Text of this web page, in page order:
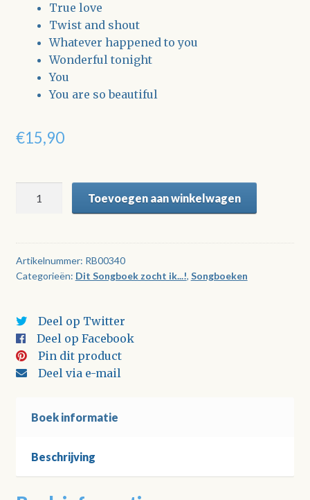
True love
Twist and shout
Whatever happened to you
Wonderful tonight
You
You are so beautiful
€15,90
ik...!
Deel
10
Toevoegen aan winkelwagen
Artikelnummer: RB00340
Categorieën: Dit Songboek zocht ik...!, Songboeken
Deel op Twitter
Deel op Facebook
Pin dit product
Deel via e-mail
Boek informatie
Beschrijving